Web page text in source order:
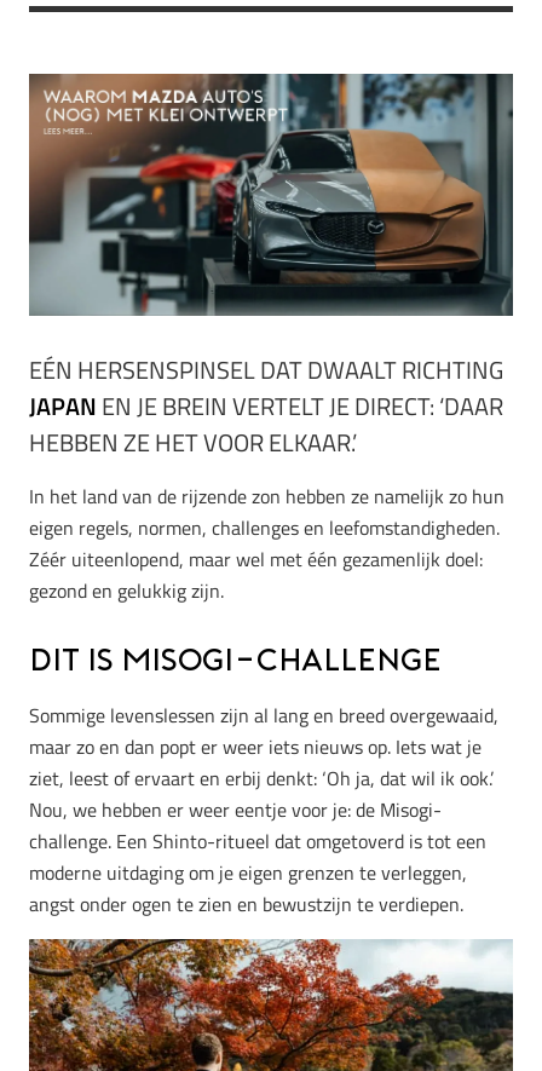
EÉN HERSENSPINSEL DAT DWAALT RICHTING
JAPANEN JE BREIN VERTELT JE DIRECT: ‘DAAR
HEBBEN ZE HET VOOR ELKAAR.’
In het land van de rijzende zon hebben ze namelijk zo hun
eigen regels, normen, challenges en leefomstandigheden.
Zéér uiteenlopend, maar wel met één gezamenlijk doel:
gezond en gelukkig zijn.
Dit is Misogi-challenge
Sommige levenslessen zijn al lang en breed overgewaaid,
maar zo en dan popt er weer iets nieuws op. Iets wat je
ziet, leest of ervaart en erbij denkt: ‘Oh ja, dat wil ik ook.’
Nou, we hebben er weer eentje voor je: de Misogi-
challenge. Een Shinto-ritueel dat omgetoverd is tot een
moderne uitdaging om je eigen grenzen te verleggen,
angst onder ogen te zien en bewustzijn te verdiepen.